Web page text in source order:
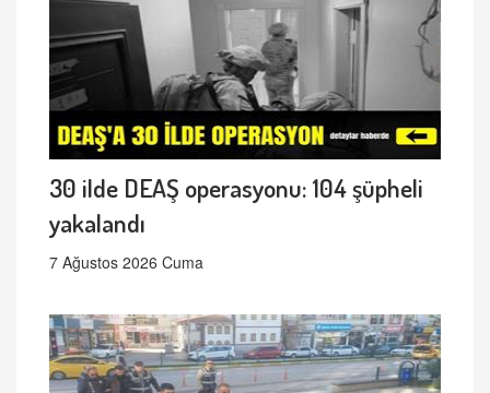
30 ilde DEAŞ operasyonu: 104 şüpheli
yakalandı
7 Ağustos 2026 Cuma